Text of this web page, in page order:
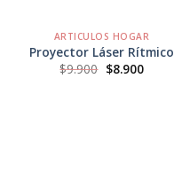
ARTICULOS HOGAR
Proyector Láser Rítmico
$9.900 El
precio
$8.900El
precio